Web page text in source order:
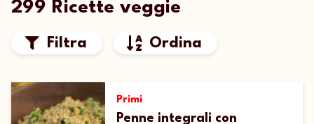
299 Ricette veggie
Filtra Ordina
Primi
Penne integrali con